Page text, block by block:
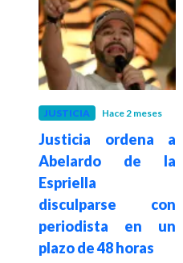
JUSTICIA Hace 2 meses
Justicia ordena a
Abelardo de la
Espriella
disculparse con
periodista en un
plazo de 48 horas